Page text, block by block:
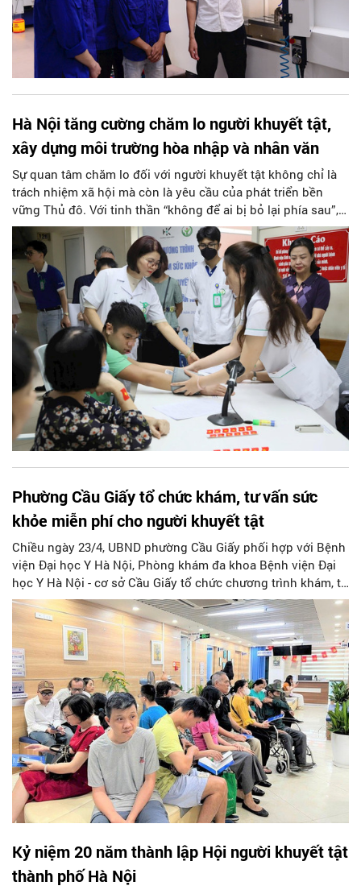
Hà Nội tăng cường chăm lo người khuyết tật,
xây dựng môi trường hòa nhập và nhân văn
Sự quan tâm chăm lo đối với người khuyết tật không chỉ là
trách nhiệm xã hội mà còn là yêu cầu của phát triển bền
vững Thủ đô. Với tinh thần “không để ai bị bỏ lại phía sau”,
Ban Thường vụ Thành ủy Hà Nội yêu cầu các cấp ủy đảng,
chính quyền, Mặt trận Tổ quốc và các tổ chức chính trị - xã
hội tăng cường lãnh đạo, triển khai đồng bộ các chủ trương,
chính sách của Đảng, pháp luật của Nhà nước đối với người
khuyết tật trên địa bàn Thành phố.
Phường Cầu Giấy tổ chức khám, tư vấn sức
khỏe miễn phí cho người khuyết tật
Chiều ngày 23/4, UBND phường Cầu Giấy phối hợp với Bệnh
viện Đại học Y Hà Nội, Phòng khám đa khoa Bệnh viện Đại
học Y Hà Nội - cơ sở Cầu Giấy tổ chức chương trình khám, tư
vấn sức khỏe miễn phí cho người khuyết tật trên địa bàn.
Kỷ niệm 20 năm thành lập Hội người khuyết tật
thành phố Hà Nội